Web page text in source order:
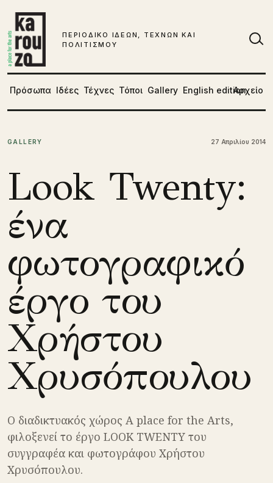
ΠΕΡΙΟΔΙΚΟ ΙΔΕΩΝ, ΤΕΧΝΩΝ ΚΑΙ
ΠΟΛΙΤΙΣΜΟΥ
Πρόσωπα Ιδέες Τέχνες Τόποι Gallery English editionΑρχείο
GALLERY 27 Απριλίου 2014
Look Twenty:
ένα
φωτογραφικό
έργο του
Χρήστου
Χρυσόπουλου
Ο διαδικτυακός χώρος A place for the Arts,
φιλοξενεί το έργο LOOK TWENTY του
συγγραφέα και φωτογράφου Χρήστου
Χρυσόπουλου.